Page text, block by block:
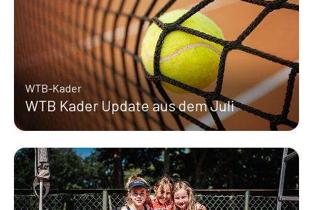
WTB-Kader
WTB Kader Update aus dem Juli